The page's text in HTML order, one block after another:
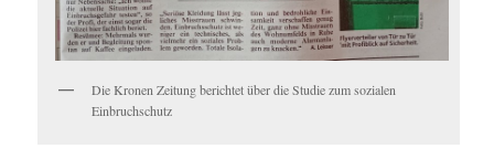
Die Kronen Zeitung berichtet über die Studie zum sozialen
Einbruchschutz